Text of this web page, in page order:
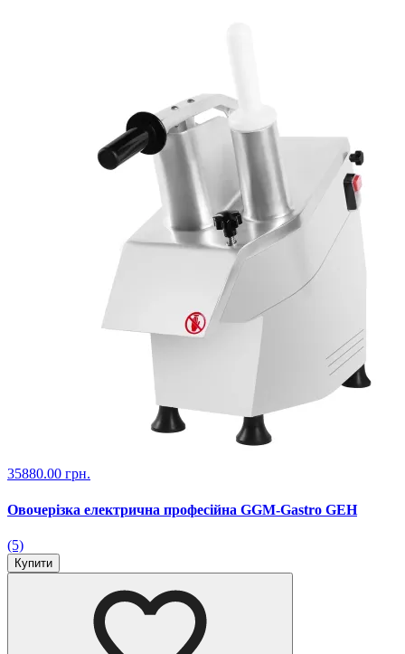
35880.00 грн.
Овочерізка електрична професійна GGM-Gastro GEH
(5)
Купити